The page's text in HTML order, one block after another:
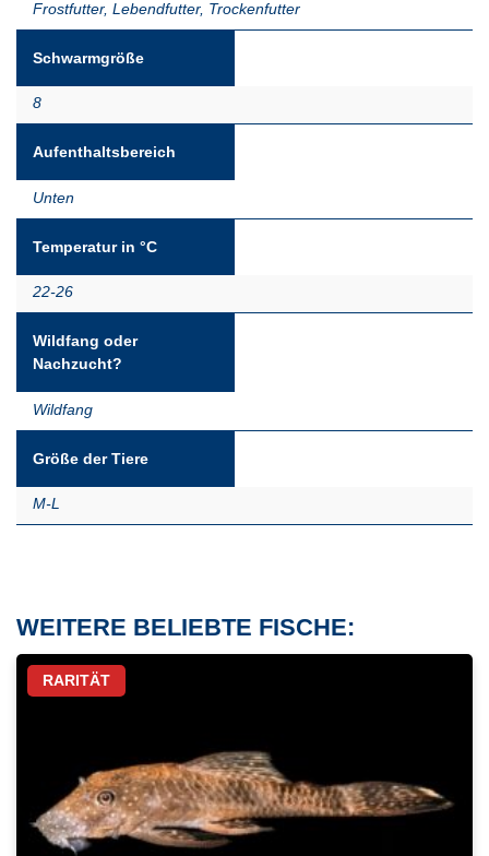
Frostfutter, Lebendfutter, Trockenfutter
Schwarmgröße
8
Aufenthaltsbereich
Unten
Temperatur in °C
22-26
Wildfang oder
Nachzucht?
Wildfang
Größe der Tiere
M-L
WEITERE BELIEBTE FISCHE:
RARITÄT